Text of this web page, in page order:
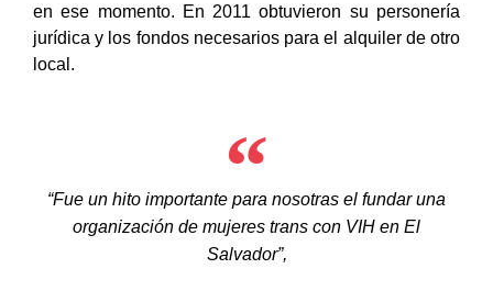
en ese momento. En 2011 obtuvieron su personería
jurídica y los fondos necesarios para el alquiler de otro
local.
“Fue un hito importante para nosotras el fundar una
organización de mujeres trans con VIH en El
Salvador”,